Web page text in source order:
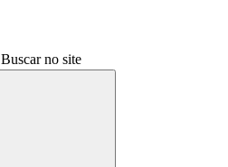
Buscar no site